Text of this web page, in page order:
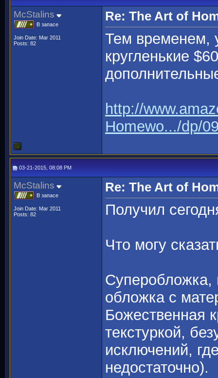
McStalins
В запасе
Join Date: Mar 2011
Posts: 82
Re: The Art of
Тем временем,
кругленькие
http://
Homewo.../dp/
03-21-2015, 08:08 PM
McStalins
В запасе
Join Date: Mar 2011
Posts: 82
Re: The Art of
Получил
Что могу
Суперобложка,
обложка с
Божественная
текстуркой,
исключений,
недостаточно).